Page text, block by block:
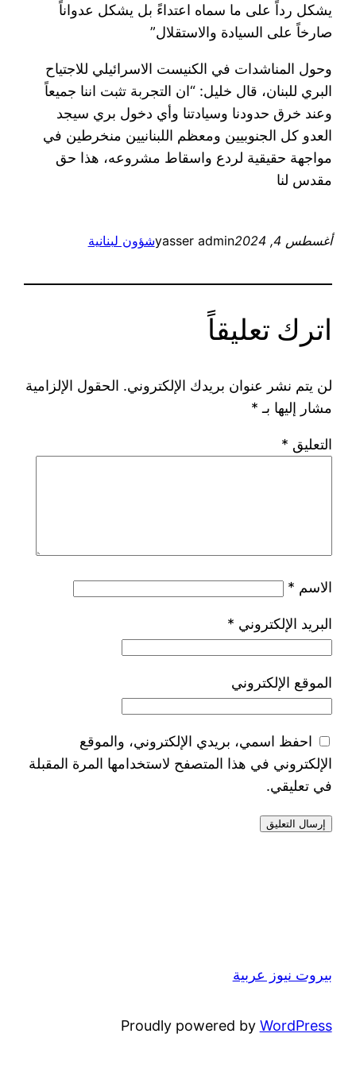
يشكل رداً على ما سماه اعتداءً بل يشكل عدواناً
صارخاً على السيادة والاستقلال”
وحول المناشدات في الكنيست الاسرائيلي للاجتياح
البري للبنان، قال خليل: “ان التجربة تثبت اننا جميعاً
وعند خرق حدودنا وسيادتنا وأي دخول بري سيجد
العدو كل الجنوبيين ومعظم اللبنانيين منخرطين في
مواجهة حقيقية لردع واسقاط مشروعه، هذا حق
مقدس لنا
أغسطس 4, 2024 yasser adminشؤون لبنانية
اترك تعليقاً
لن يتم نشر عنوان بريدك الإلكتروني. الحقول الإلزامية
مشار إليها بـ *
التعليق *
الاسم *
البريد الإلكتروني *
الموقع الإلكتروني
احفظ اسمي، بريدي الإلكتروني، والموقع
الإلكتروني في هذا المتصفح لاستخدامها المرة المقبلة
في تعليقي.
بيروت نيوز عربية
Proudly powered by WordPress